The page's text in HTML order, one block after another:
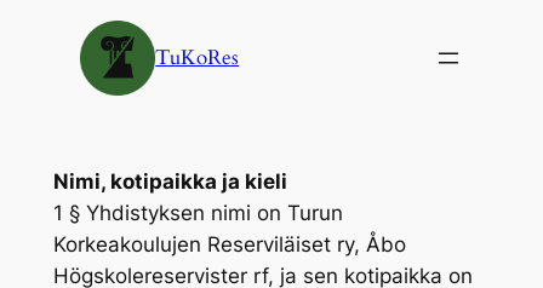
sisältöön
TuKoRes
Nimi, kotipaikka ja kieli
1 § Yhdistyksen nimi on Turun
Korkeakoulujen Reserviläiset ry, Åbo
Högskolereservister rf, ja sen kotipaikka on